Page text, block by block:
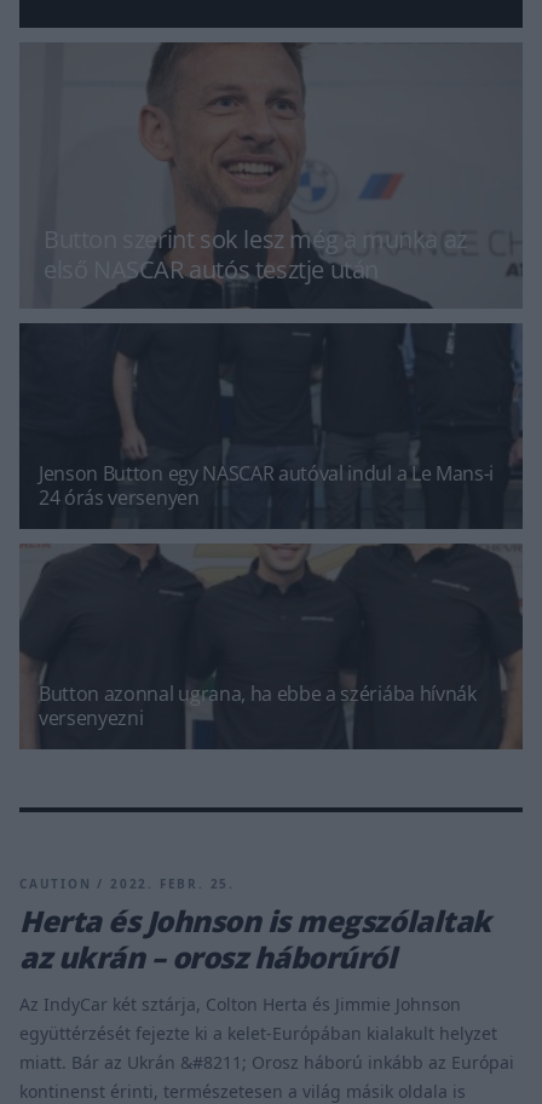
Button szerint sok lesz még a munka az
első NASCAR autós tesztje után
Jenson Button egy NASCAR autóval indul a Le Mans-i
24 órás versenyen
Button azonnal ugrana, ha ebbe a szériába hívnák
versenyezni
CAUTION / 2022. FEBR. 25.
Herta és Johnson is megszólaltak
az ukrán – orosz háborúról
Az IndyCar két sztárja, Colton Herta és Jimmie Johnson
együttérzését fejezte ki a kelet-Európában kialakult helyzet
miatt. Bár az Ukrán &#8211; Orosz háború inkább az Európai
kontinenst érinti, természetesen a világ másik oldala is